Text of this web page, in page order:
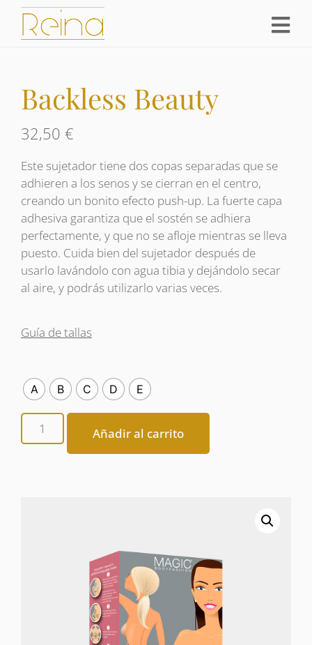
Backless Beauty
32,50 €
Este sujetador tiene dos copas separadas que se
adhieren a los senos y se cierran en el centro,
creando un bonito efecto push-up. La fuerte capa
adhesiva garantiza que el sostén se adhiera
perfectamente, y que no se afloje mientras se lleva
puesto. Cuida bien del sujetador después de
usarlo lavándolo con agua tibia y dejándolo secar
al aire, y podrás utilizarlo varias veces.
Guía de tallas
A B C D E
Añadir al carrito